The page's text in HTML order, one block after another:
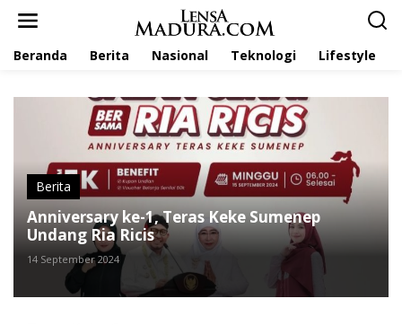
Beranda Berita Nasional Teknologi Lifestyle
Berita
Anniversary ke-1, Teras Keke Sumenep
Undang Ria Ricis
14 September 2024